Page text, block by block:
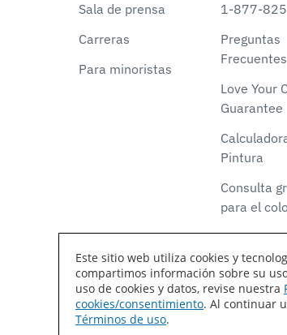
Sala de prensa
Carreras
Para minoristas
1-877-
Preguntas
Frecuentes
Love Your
Guarantee
Pintura
Consulta
para el
Declaración de accesibilidad
Coil Coatings
Este sitio web utiliza cookies y
compartimos información sobre su
uso de cookies y datos, revise nuestra
cookies/consentimiento. Al continuar
Términos de uso.